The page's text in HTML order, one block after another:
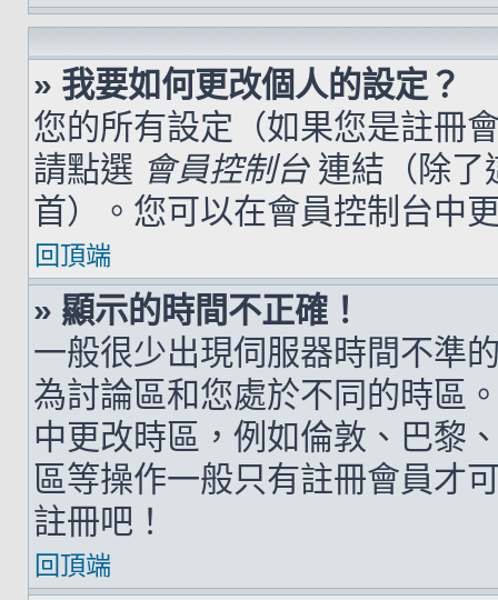
» 我要如何更改個人的設定？
您的所有設定（如果您是註冊
請點選 會員控制台連結（除了
首）。您可以在會員控制台中
回頂端
» 顯示的時間不正確！
一般很少出現伺服器時間不準
為討論區和您處於不同的時區
中更改時區，例如倫敦、巴黎
區等操作一般只有註冊會員才
註冊吧！
回頂端